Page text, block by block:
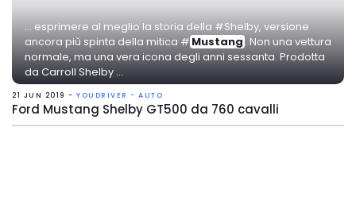
... esprimere al meglio la storia della #Shelby, versione
ancora più spinta della mitica # Mustang . Non una vettura
normale, ma una vera icona degli anni sessanta. Prodotta
da Carroll Shelby ...
21 JUN 2019 - YOUDRIVER - AUTO
Ford Mustang Shelby GT500 da 760 cavalli